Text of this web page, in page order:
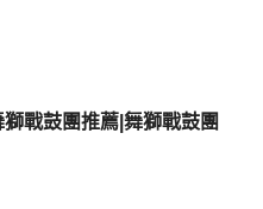
戰鼓團推薦|舞獅戰鼓團